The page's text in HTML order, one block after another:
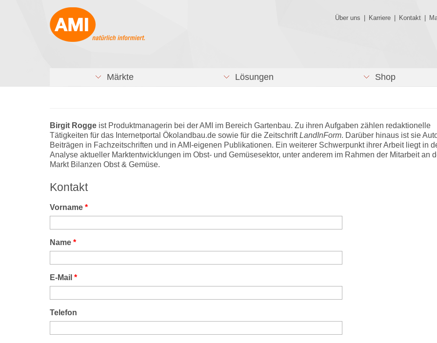
Über uns Karriere Kontakt
Märkte Lösungen Shop
Birgit Rogge ist Produktmanagerin bei der AMI im Bereich Gartenbau. Zu ihren Aufgaben zählen redaktionelle
Tätigkeiten für das Internetportal Ökolandbau.de sowie für die ZeitschriftLandInForm. Darüber hinaus ist sie
Beiträgen in Fachzeitschriften und in AMI-eigenen Publikationen. Ein weiterer Schwerpunkt ihrer Arbeit liegt in
Analyse aktueller Marktentwicklungen im Obst- und Gemüsesektor, unter anderem im Rahmen der Mitarbeit an
Markt Bilanzen Obst & Gemüse.
Kontakt
Vorname *
Name *
E-Mail *
Telefon